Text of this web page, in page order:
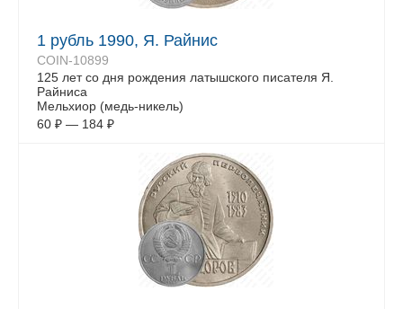
1 рубль 1990, Я. Райнис
COIN-10899
125 лет со дня рождения латышского писателя Я.
Райниса
Мельхиор (медь-никель)
60 ₽ — 184 ₽